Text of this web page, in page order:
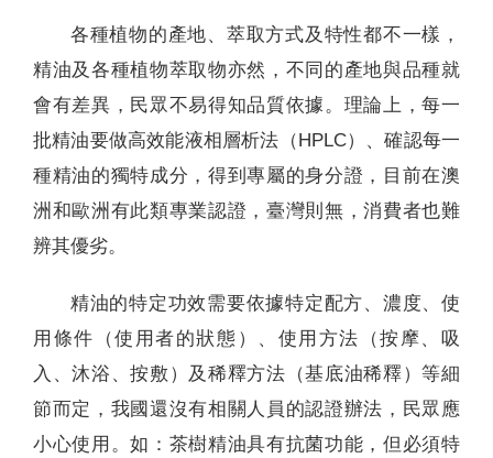
各種植物的產地、萃取方式及特性都不一樣，
精油及各種植物萃取物亦然，不同的產地與品種就
會有差異，民眾不易得知品質依據。理論上，每一
批精油要做高效能液相層析法（HPLC）、確認每一
種精油的獨特成分，得到專屬的身分證，目前在澳
洲和歐洲有此類專業認證，臺灣則無，消費者也難
辨其優劣。
精油的特定功效需要依據特定配方、濃度、使
用條件（使用者的狀態）、使用方法（按摩、吸
入、沐浴、按敷）及稀釋方法（基底油稀釋）等細
節而定，我國還沒有相關人員的認證辦法，民眾應
小心使用。如：茶樹精油具有抗菌功能，但必須特